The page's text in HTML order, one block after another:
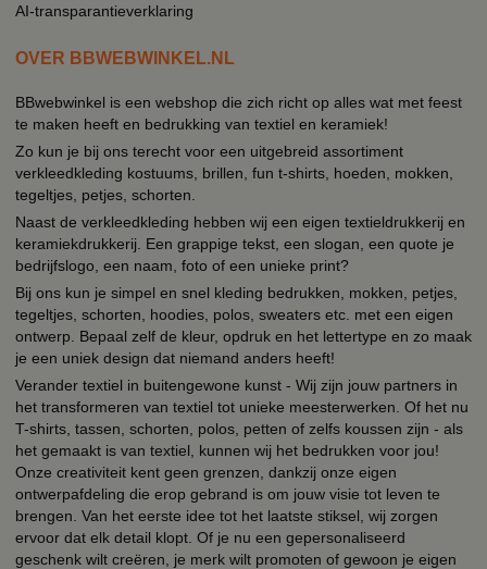
AI-transparantieverklaring
OVER BBWEBWINKEL.NL
BBwebwinkel is een webshop die zich richt op alles wat met feest
te maken heeft en bedrukking van textiel en keramiek!
Zo kun je bij ons terecht voor een uitgebreid assortiment
verkleedkleding kostuums, brillen, fun t-shirts, hoeden, mokken,
tegeltjes, petjes, schorten.
Naast de verkleedkleding hebben wij een eigen textieldrukkerij en
keramiekdrukkerij. Een grappige tekst, een slogan, een quote je
bedrijfslogo, een naam, foto of een unieke print?
Bij ons kun je simpel en snel kleding bedrukken, mokken, petjes,
tegeltjes, schorten, hoodies, polos, sweaters etc. met een eigen
ontwerp. Bepaal zelf de kleur, opdruk en het lettertype en zo maak
je een uniek design dat niemand anders heeft!
Verander textiel in buitengewone kunst - Wij zijn jouw partners in
het transformeren van textiel tot unieke meesterwerken. Of het nu
T-shirts, tassen, schorten, polos, petten of zelfs koussen zijn - als
het gemaakt is van textiel, kunnen wij het bedrukken voor jou!
Onze creativiteit kent geen grenzen, dankzij onze eigen
ontwerpafdeling die erop gebrand is om jouw visie tot leven te
brengen. Van het eerste idee tot het laatste stiksel, wij zorgen
ervoor dat elk detail klopt. Of je nu een gepersonaliseerd
geschenk wilt creëren, je merk wilt promoten of gewoon je eigen